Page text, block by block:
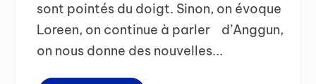
sont pointés du doigt. Sinon, on évoque
Loreen, on continue à parler d’Anggun,
on nous donne des nouvelles...